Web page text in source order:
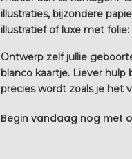
illustraties, bijzondere
illustratief of luxe met
Ontwerp zelf jullie
blanco kaartje. Liever
precies wordt zoals je het
Begin vandaag nog met